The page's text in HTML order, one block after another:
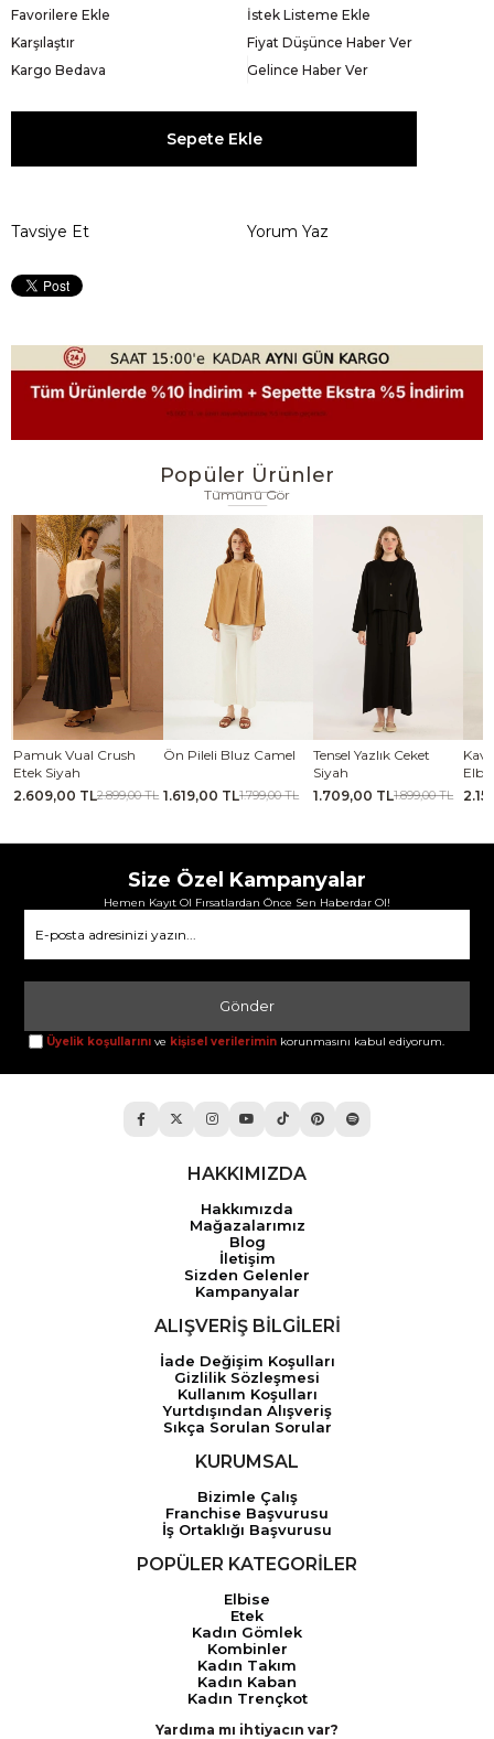
Favorilere Ekle
İstek Listeme Ekle
Karşılaştır
Fiyat Düşünce Haber Ver
Kargo Bedava
Gelince Haber Ver
Tavsiye Et Yorum Yaz
Popüler Ürünler
Tümünü Gör
Pamuk Vual Crush
Etek Siyah
2.609,00 TL2.899,00 TL
Ön Pileli Bluz Camel
1.619,00 TL1.799,00 TL
Tensel Yazlık Ceket
Siyah
1.709,00 TL1.899,00 TL
Size Özel Kampanyalar
Hemen Kayıt Ol Fırsatlardan Önce Sen Haberdar Ol!
Gönder
Üyelik koşullarını ve kişisel verilerimin korunmasını kabul ediyorum.
HAKKIMIZDA
Hakkımızda
Mağazalarımız
Blog
İletişim
Sizden Gelenler
Kampanyalar
ALIŞVERİŞ BİLGİLERİ
İade Değişim Koşulları
Gizlilik Sözleşmesi
Kullanım Koşulları
Yurtdışından Alışveriş
Sıkça Sorulan Sorular
KURUMSAL
Bizimle Çalış
Franchise Başvurusu
İş Ortaklığı Başvurusu
POPÜLER KATEGORİLER
Elbise
Etek
Kadın Gömlek
Kombinler
Kadın Takım
Kadın Kaban
Kadın Trençkot
Yardıma mı ihtiyacın var?